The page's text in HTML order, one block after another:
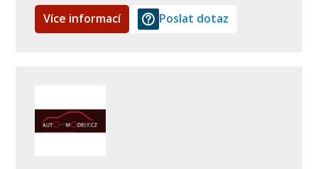
Více informací Poslat dotaz